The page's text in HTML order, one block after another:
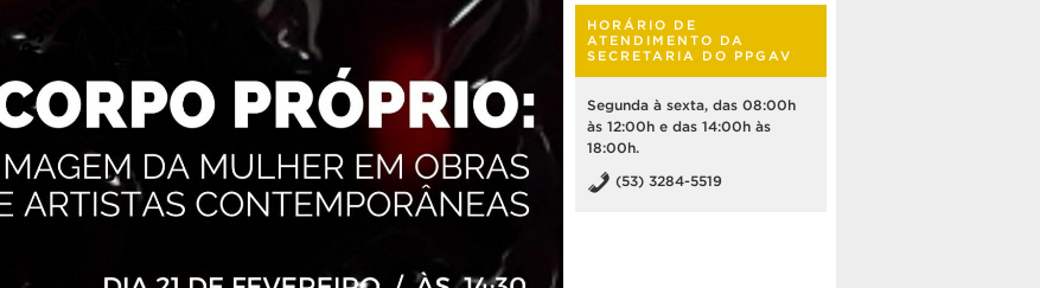
HORÁRIO DE
ATENDIMENTO DA
SECRETARIA DO PPGAV
Segunda à sexta, das 08:00h
às 12:00h e das 14:00h às
18:00h.
(53) 3284-5519